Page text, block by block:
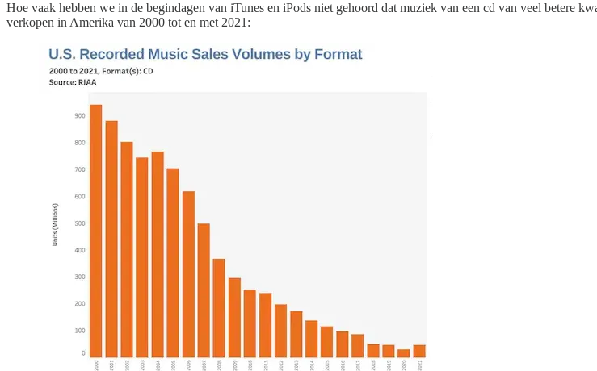
Hoe vaak hebben we in de begindagen van iTunes en iPods niet gehoord dat muziek van een cd van veel betere
verkopen in Amerika van 2000 tot en met 2021: